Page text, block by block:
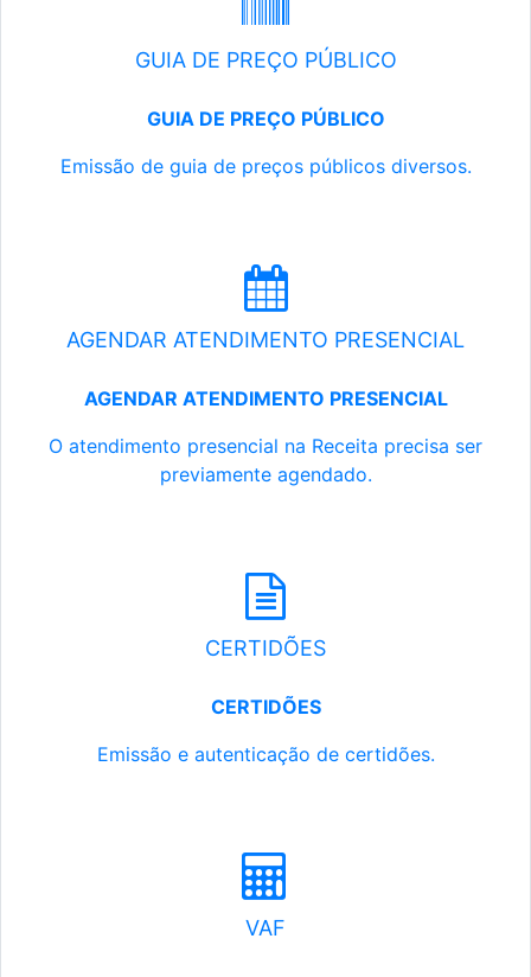
GUIA DE PREÇO PÚBLICO
GUIA DE PREÇO PÚBLICO
Emissão de guia de preços públicos diversos.
AGENDAR ATENDIMENTO PRESENCIAL
AGENDAR ATENDIMENTO PRESENCIAL
O atendimento presencial na Receita precisa ser
previamente agendado.
CERTIDÕES
CERTIDÕES
Emissão e autenticação de certidões.
VAF